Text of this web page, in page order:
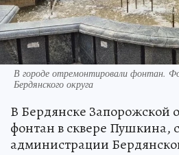
В городе отремонтировали фонтан.
Бердянского округа
В Бердянске Запорожской
фонтан в сквере Пушкина,
администрации